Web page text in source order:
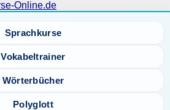
Sprachkurse
Vokabeltrainer
Wörterbücher
Polyglott